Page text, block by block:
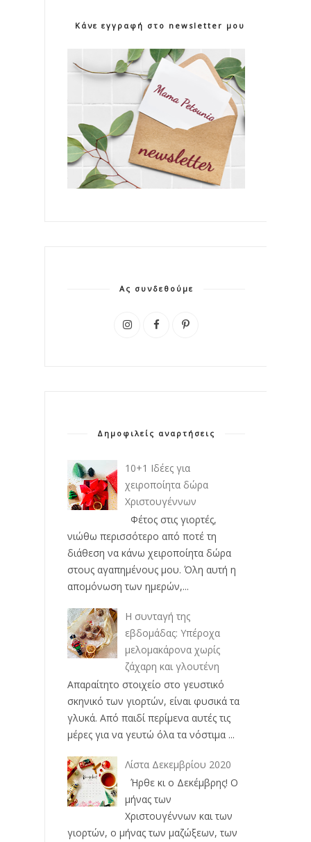
Κάνε εγγραφή στο newsletter μου!
Ας συνδεθούμε
Δημοφιλείς αναρτήσεις
10+1 Ιδέες για
χειροποίητα δώρα
Χριστουγέννων
Φέτος στις γιορτές,
νιώθω περισσότερο από ποτέ τη
διάθεση να κάνω χειροποίητα δώρα
στους αγαπημένους μου. Όλη αυτή η
απομόνωση των ημερών,...
Η συνταγή της
εβδομάδας: Υπέροχα
μελομακάρονα χωρίς
ζάχαρη και γλουτένη
Απαραίτητο στοιχείο στο γευστικό
σκηνικό των γιορτών, είναι φυσικά τα
γλυκά. Από παιδί περίμενα αυτές τις
μέρες για να γευτώ όλα τα νόστιμα ...
Λίστα Δεκεμβρίου 2020
Ήρθε κι ο Δεκέμβρης! Ο
μήνας των
Χριστουγέννων και των
γιορτών, ο μήνας των μαζώξεων, των